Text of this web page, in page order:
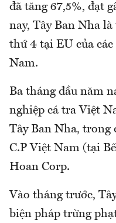
đã tăng 67,5%, đạt
nay, Tây Ban Nha
thứ 4 tại EU của
Nam.
Ba tháng đầu năm
nghiệp cá tra Việt
Tây Ban Nha, trong
C.P Việt Nam (tại
Hoan Corp.
Vào tháng trước,
biện pháp trừng